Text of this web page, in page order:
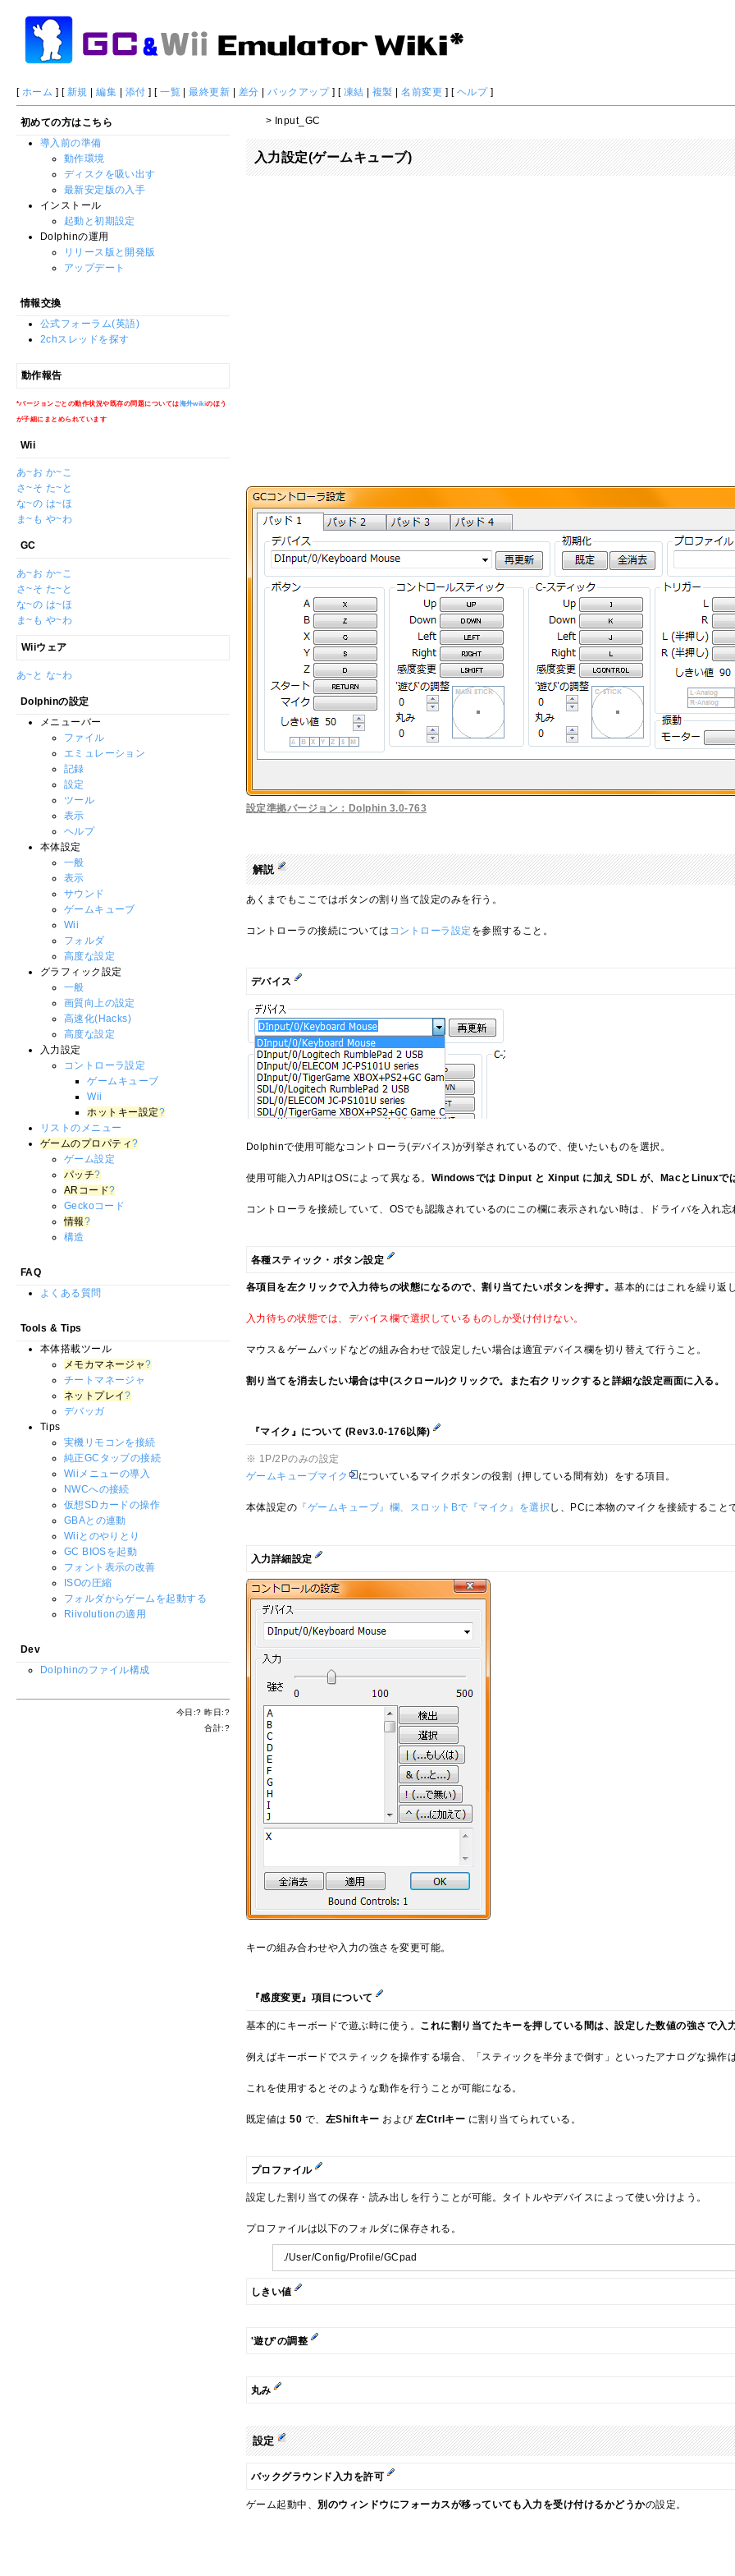
[ ホーム ] [ 新規 |編集 | 添付 ] [一覧 |最終更新 | 差分 | バックアップ] [ 凍結 | 複製 |名前変更 ] [ ヘルプ]
> Input_GC
入力設定(ゲームキューブ)
設定準拠バージョン：Dolphin 3.0-763
解説
あくまでもここではボタンの割り当て設定のみを行う。
コントローラの接続については コントローラ設定 を参照すること。
デバイス
Dolphinで使用可能なコントローラ(デバイス)が列挙されているので、使いたいものを選択。
使用可能入力APIはOSによって異なる。 Windowsでは Dinput と Xinput に加え SDL が、MacとLinuxで
コントローラを接続していて、OSでも認識されているのにこの欄に表示されない時は、ドライバを入れ忘
各種スティック・ボタン設定
各項目を左クリックで入力待ちの状態になるので、割り当てたいボタンを押す。基本的にはこれを繰り返
入力待ちの状態では、デバイス欄で選択しているものしか受け付けない。
マウス＆ゲームパッドなどの組み合わせで設定したい場合は適宜デバイス欄を切り替えて行うこと。
割り当てを消去したい場合は中(スクロール)クリックで。また右クリックすると詳細な設定画面に入る。
『マイク』について (Rev3.0-176以降)
※ 1P/2Pのみの設定
ゲームキューブマイク
についているマイクボタンの役割（押している間有効）をする項目。
本体設定の 『ゲームキューブ』欄、スロットBで『マイク』を選択 し、PCに本物のマイクを接続すること
入力詳細設定
キーの組み合わせや入力の強さを変更可能。
『感度変更』項目について
基本的にキーボードで遊ぶ時に使う。 これに割り当てたキーを押している間は、設定した数値の強さで入力
例えばキーボードでスティックを操作する場合、「スティックを半分まで倒す」といったアナログな操作
これを使用するとそのような動作を行うことが可能になる。
既定値は50 で、 左Shiftキー および左Ctrlキー に割り当てられている。
プロファイル
設定した割り当ての保存・読み出しを行うことが可能。タイトルやデバイスによって使い分けよう。
プロファイルは以下のフォルダに保存される。
./User/Config/Profile/GCpad
しきい値
'遊び'の調整
丸み
設定
バックグラウンド入力を許可
ゲーム起動中、 別のウィンドウにフォーカスが移っていても入力を受け付けるかどうかの設定。
初めての方はこちら
導入前の準備
動作環境
ディスクを吸い出す
最新安定版の入手
インストール
起動と初期設定
Dolphinの運用
リリース版と開発版
アップデート
情報交換
公式フォーラム(英語)
2chスレッドを探す
動作報告
*バージョンごとの動作状況や既存の問題については海外wikiのほう
が子細にまとめられています
Wii
あ~お か~こ
さ~そ た~と
な~の は~ほ
ま~も や~わ
GC
あ~お か~こ
さ~そ た~と
な~の は~ほ
ま~も や~わ
Wiiウェア
あ~と な~わ
Dolphinの設定
メニューバー
ファイル
エミュレーション
記録
設定
ツール
表示
ヘルプ
本体設定
一般
表示
サウンド
ゲームキューブ
Wii
フォルダ
高度な設定
グラフィック設定
一般
画質向上の設定
高速化(Hacks)
高度な設定
入力設定
コントローラ設定
ゲームキューブ
Wii
ホットキー設定?
リストのメニュー
ゲームのプロパティ?
ゲーム設定
パッチ?
ARコード?
Geckoコード
情報?
構造
FAQ
よくある質問
Tools & Tips
本体搭載ツール
メモカマネージャ?
チートマネージャ
ネットプレイ?
デバッガ
Tips
実機リモコンを接続
純正GCタップの接続
Wiiメニューの導入
NWCへの接続
仮想SDカードの操作
GBAとの連動
Wiiとのやりとり
GC BIOSを起動
フォント表示の改善
ISOの圧縮
フォルダからゲームを起動する
Riivolutionの適用
Dev
Dolphinのファイル構成
今日:? 昨日:?
合計:?